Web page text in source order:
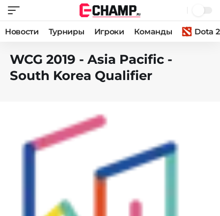
Новости Турниры Игроки Команды Dota 2
WCG 2019 - Asia Pacific -
South Korea Qualifier